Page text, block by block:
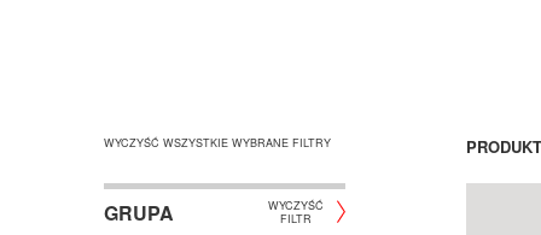
WYCZYŚĆ WSZYSTKIE WYBRANE FILTRY
GRUPA
WYCZYŚĆ
FILTR